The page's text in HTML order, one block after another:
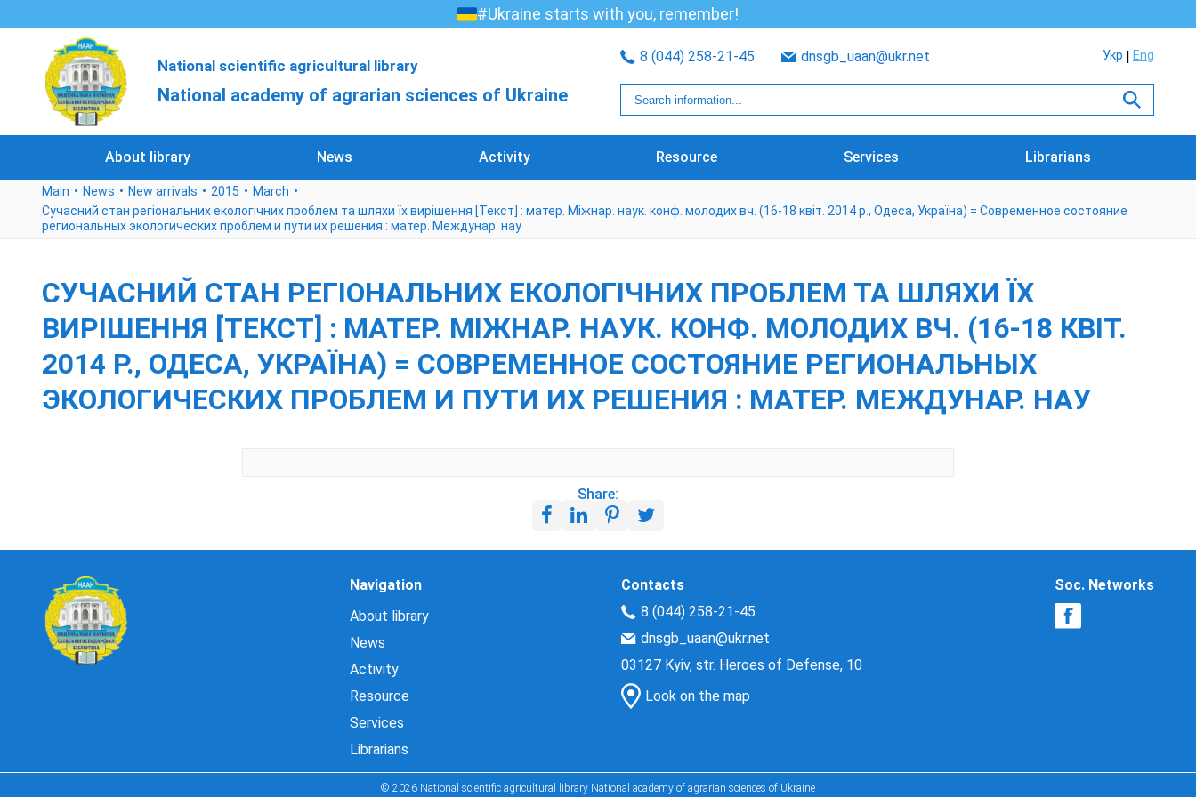
#Ukraine starts with you, remember!
National scientific agricultural library
National academy of agrarian sciences of Ukraine
8 (044) 258-21-45 dnsgb_uaan@ukr.net Укр Eng
About library News Activity Resource Services Librarians
Main News New arrivals 2015
March
Сучасний стан регіональних екологічних проблем та шляхи їх вирішення [Текст] : матер. Міжнар. наук. конф. молодих вч. (16-18 квіт. 2014 р., Одеса, Україна) = Современное состояние
региональных экологических проблем и пути их решения : матер. Междунар. нау
СУЧАСНИЙ СТАН РЕГІОНАЛЬНИХ ЕКОЛОГІЧНИХ ПРОБЛЕМ ТА ШЛЯХИ ЇХ
ВИРІШЕННЯ [ТЕКСТ] : МАТЕР. МІЖНАР. НАУК. КОНФ. МОЛОДИХ ВЧ. (16-18 КВІТ.
2014 Р., ОДЕСА, УКРАЇНА) = СОВРЕМЕННОЕ СОСТОЯНИЕ РЕГИОНАЛЬНЫХ
ЭКОЛОГИЧЕСКИХ ПРОБЛЕМ И ПУТИ ИХ РЕШЕНИЯ : МАТЕР. МЕЖДУНАР. НАУ
Share:
Navigation
About library
News
Activity
Resource
Services
Librarians
Contacts
8 (044) 258-21-45
dnsgb_uaan@ukr.net
03127 Kyiv, str. Heroes of Defense, 10
Look on the map
Soc. Networks
© 2026 National scientific agricultural library National academy of agrarian sciences of Ukraine